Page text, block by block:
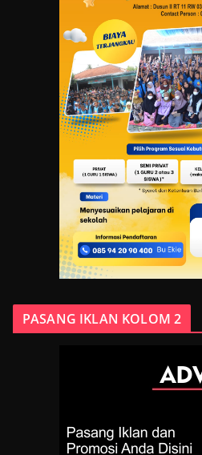
PASANG IKLAN KOLOM 2